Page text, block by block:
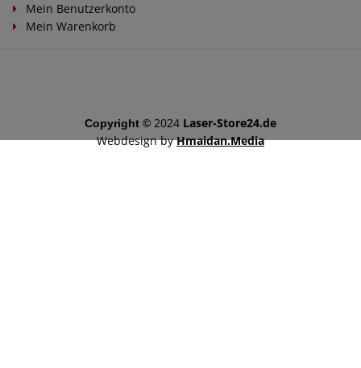
Mein Benutzerkonto
Mein Warenkorb
Copyright © 2024 Laser-Store24.de
Webdesign by Hmaidan.Media